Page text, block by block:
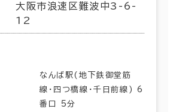
大阪市浪速区難波中3-6-
12
なんば駅(地下鉄御堂筋
線･四つ橋線･千日前線) 6
番口 5分